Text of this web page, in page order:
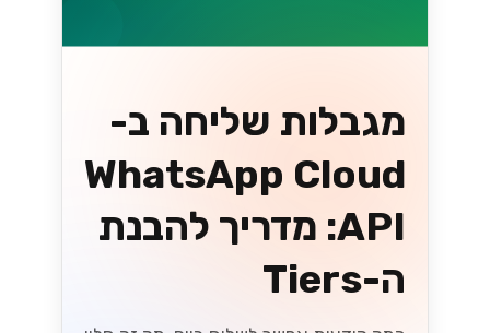
מגבלות שליחה ב-
WhatsApp Cloud
API: מדריך להבנת
ה-Tiers